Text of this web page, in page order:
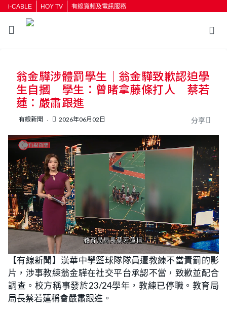
i-CABLE HOY TV 有線寬頻及電訊服務
按輸入鍵開始搜尋
翁金驊涉體罰學生｜翁金驊致歉認迫學
生自摑 學生：曾睹拿藤條打人 蔡若
蓮：嚴肅跟進
有線新聞 2026年06月02日 分享
U
n
m
t
e
o
a
d
e
d
:
2
4
.
【有線新聞】漢華中學籃球隊隊員遭教練不當責罰的影
片，涉事教練翁金驊在社交平台承認不當，致歉並配合
調查。校方稱事發於23/24學年，教練已停職。教育局
局長蔡若蓮稱會嚴肅跟進。